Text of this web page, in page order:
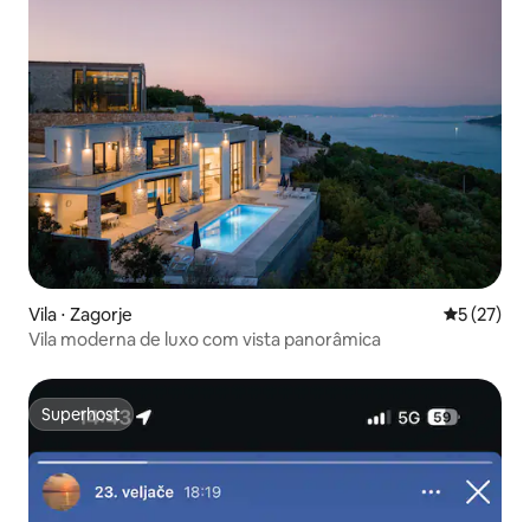
Vila ⋅ Zagorje 5 de uma
5 (27)
Vila moderna de luxo com vista panorâmica
Superhost
Superhost